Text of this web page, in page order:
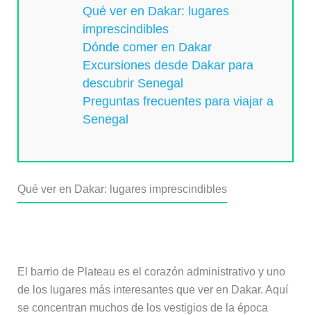
Qué ver en Dakar: lugares
imprescindibles
Dónde comer en Dakar
Excursiones desde Dakar para
descubrir Senegal
Preguntas frecuentes para viajar a
Senegal
Qué ver en Dakar: lugares imprescindibles
El barrio de Plateau es el corazón administrativo y uno
de los lugares más interesantes que ver en Dakar. Aquí
se concentran muchos de los vestigios de la época